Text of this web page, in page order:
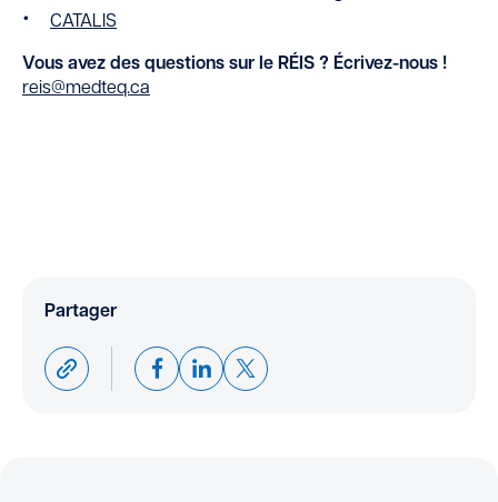
CATALIS
Vous avez des questions sur le RÉIS ? Écrivez-nous !
reis@medteq.ca
Partager